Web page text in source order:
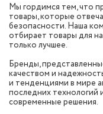
Мы гордимся тем, что
товары, которые
безопасности. Наша
отбирает товары для
только лучшее.
Бренды,
качеством и
и тенденциями в мире
последних технологий
современные решения.